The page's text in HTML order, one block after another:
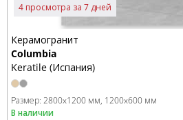
4 просмотра за 7 дней
Керамогранит
Columbia
Keratile (Испания)
Размер: 2800x1200 мм 1200x600 мм
В наличии